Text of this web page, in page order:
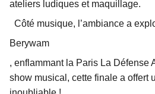
ateliers ludiques et maquillage.
Côté musique, l’ambiance a
Berywam
, enflammant la Paris La Défense
show musical, cette finale a offert